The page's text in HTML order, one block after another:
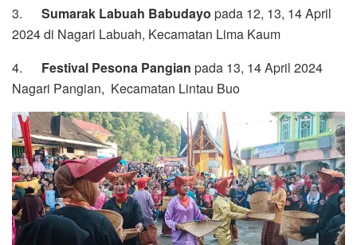
3. Sumarak Labuah Babudayo pada 12, 13, 14 April
2024 di Nagari Labuah, Kecamatan Lima Kaum
4. Festival Pesona Pangian pada 13, 14 April 2024
Nagari Pangian, Kecamatan Lintau Buo